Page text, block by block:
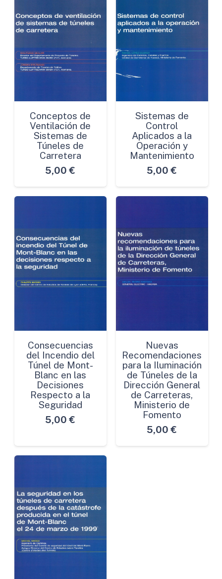
Conceptos de
Ventilación de
Sistemas de
Túneles de
Carretera
5,00 €
Sistemas de
Control
Aplicados a la
Operación y
Mantenimiento
5,00 €
Consecuencias
del Incendio del
Túnel de Mont-
Blanc en las
Decisiones
Respecto a la
Seguridad
5,00 €
Nuevas
Recomendaciones
para la Iluminación
de Túneles de la
Dirección General
de Carreteras,
Ministerio de
Fomento
5,00 €